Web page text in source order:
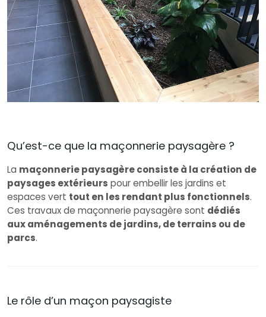
Qu’est-ce que la maçonnerie paysagère ?
La maçonnerie paysagère consiste à la création de
paysages extérieurs pour embellir les jardins et
espaces vert tout en les rendant plus fonctionnels.
Ces travaux de maçonnerie paysagère sont dédiés
aux aménagements de jardins, de terrains ou de
parcs.
Le rôle d’un maçon paysagiste